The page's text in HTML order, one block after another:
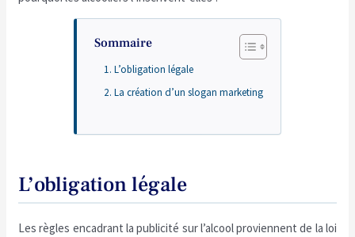
Sommaire
L’obligation légale
La création d’un slogan marketing
L’obligation légale
Les règles encadrant la publicité sur l’alcool proviennent de la loi